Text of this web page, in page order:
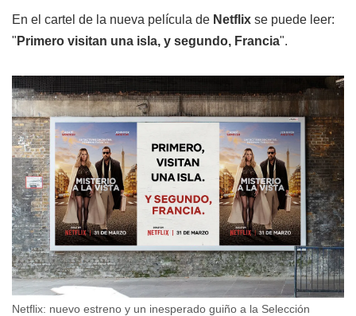
En el cartel de la nueva película de Netflix se puede leer:
" Primero visitan una isla, y segundo, Francia".
Netflix: nuevo estreno y un inesperado guiño a la Selección